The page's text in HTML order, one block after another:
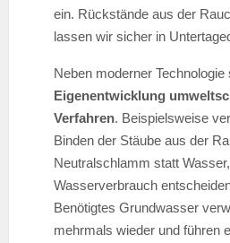
ein. Rückstände aus der
lassen wir sicher in
Neben moderner
Eigenentwicklung
Verfahren. Beispielsweise
Binden der Stäube aus der
Neutralschlamm statt
Wasserverbrauch
Benötigtes Grundwasser
mehrmals wieder und führen